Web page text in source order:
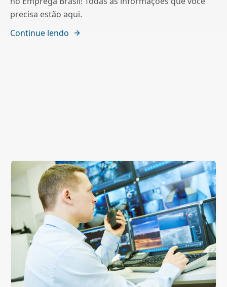
precisa estão aqui.
Continue lendo